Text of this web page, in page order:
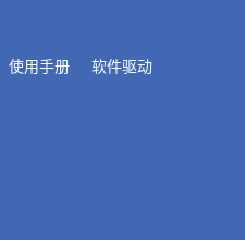
使用手册 软件驱动